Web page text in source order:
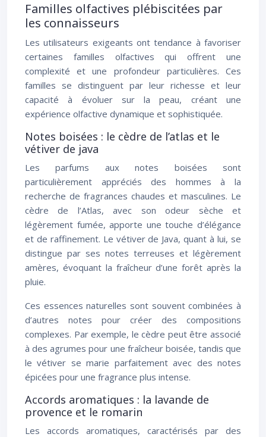
Familles olfactives plébiscitées par
les connaisseurs
Les utilisateurs exigeants ont tendance à favoriser
certaines familles olfactives qui offrent une
complexité et une profondeur particulières. Ces
familles se distinguent par leur richesse et leur
capacité à évoluer sur la peau, créant une
expérience olfactive dynamique et sophistiquée.
Notes boisées : le cèdre de l’atlas et le
vétiver de java
Les parfums aux notes boisées sont
particulièrement appréciés des hommes à la
recherche de fragrances chaudes et masculines. Le
cèdre de l’Atlas, avec son odeur sèche et
légèrement fumée, apporte une touche d’élégance
et de raffinement. Le vétiver de Java, quant à lui, se
distingue par ses notes terreuses et légèrement
amères, évoquant la fraîcheur d’une forêt après la
pluie.
Ces essences naturelles sont souvent combinées à
d’autres notes pour créer des compositions
complexes. Par exemple, le cèdre peut être associé
à des agrumes pour une fraîcheur boisée, tandis que
le vétiver se marie parfaitement avec des notes
épicées pour une fragrance plus intense.
Accords aromatiques : la lavande de
provence et le romarin
Les accords aromatiques, caractérisés par des